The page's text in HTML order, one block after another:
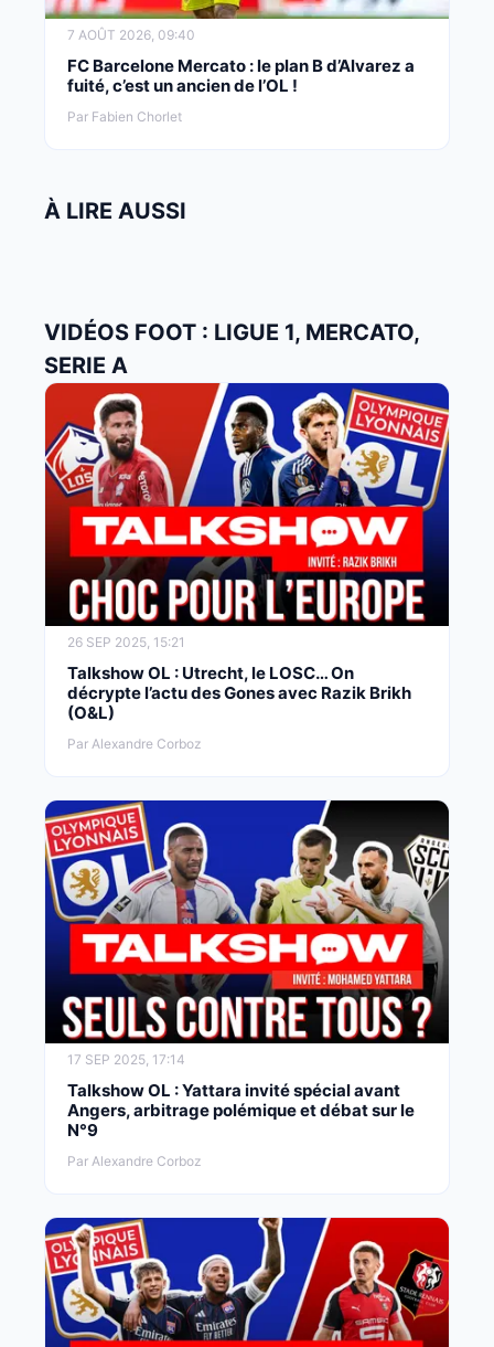
7 AOÛT 2026, 09:40
FC Barcelone Mercato : le plan B d’Alvarez a
fuité, c’est un ancien de l’OL !
Par Fabien Chorlet
À LIRE AUSSI
VIDÉOS FOOT : LIGUE 1, MERCATO,
SERIE A
26 SEP 2025, 15:21
Talkshow OL : Utrecht, le LOSC… On
décrypte l’actu des Gones avec Razik Brikh
(O&L)
Par Alexandre Corboz
17 SEP 2025, 17:14
Talkshow OL : Yattara invité spécial avant
Angers, arbitrage polémique et débat sur le
N°9
Par Alexandre Corboz